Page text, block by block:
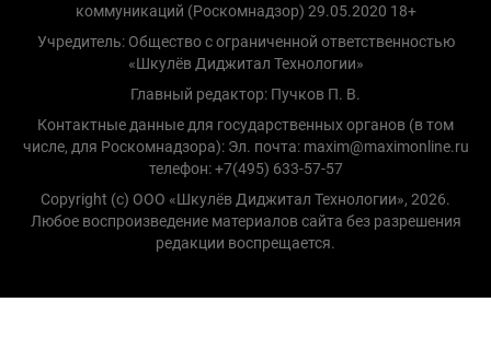
коммуникаций (Роскомнадзор) 29.05.2020 18+
Учредитель: Общество с ограниченной ответственностью
«Шкулёв Диджитал Технологии»
Главный редактор: Пучков П. В.
Контактные данные для государственных органов (в том
числе, для Роскомнадзора): Эл. почта: maxim@maximonline.ru
телефон: +7(495) 633-57-57
Copyright (с) ООО «Шкулёв Диджитал Технологии», 2026.
Любое воспроизведение материалов сайта без разрешения
редакции воспрещается.